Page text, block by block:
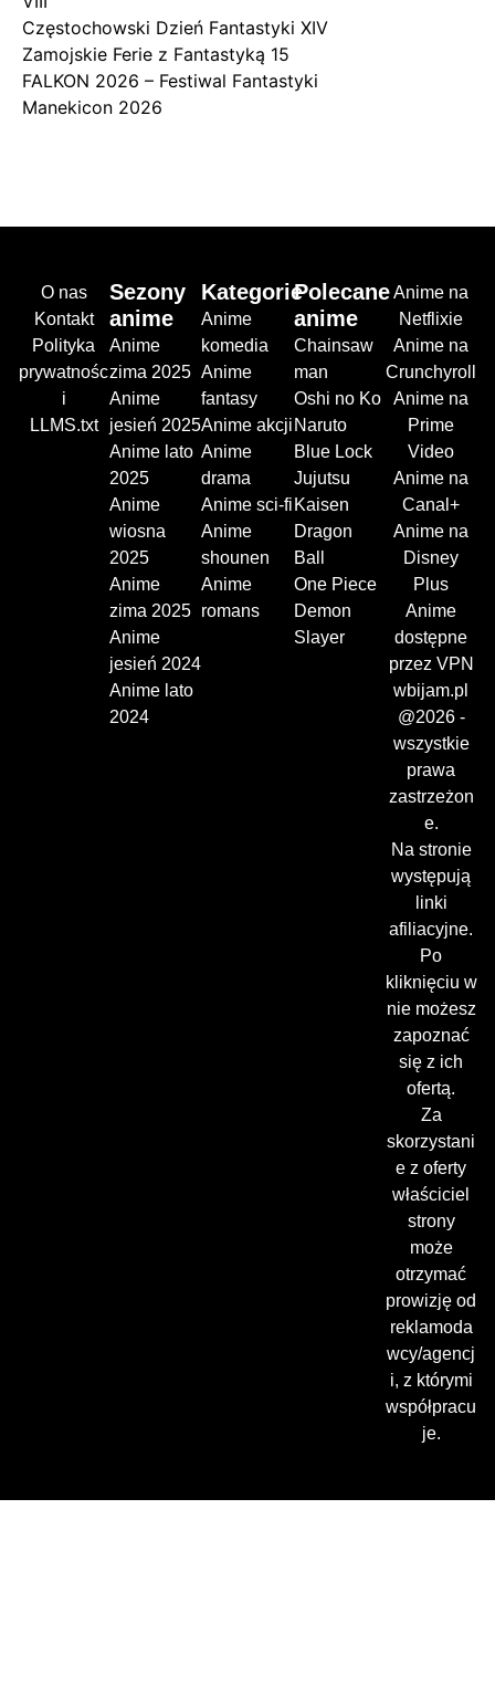
Częstochowski Dzień Fantastyki XIV
Zamojskie Ferie z Fantastyką 15
FALKON 2026 – Festiwal Fantastyki
Manekicon 2026
O nas
Kontakt
Polityka
prywatnośc
i
LLMS.txt
Sezony
anime
Anime
zima 2025
Anime
jesień 2025
Anime lato
2025
Anime
wiosna
2025
Anime
zima 2025
Anime
jesień 2024
Anime lato
2024
Kategorie
Anime
komedia
Anime
fantasy
Anime akcji
Anime
drama
Anime sci-fi
Anime
shounen
Anime
romans
Polecane
anime
Chainsaw
man
Oshi no Ko
Naruto
Blue Lock
Jujutsu
Kaisen
Dragon
Ball
One Piece
Demon
Slayer
Anime na
Netflixie
Anime na
Crunchyroll
Anime na
Prime
Video
Anime na
Canal+
Anime na
Disney
Plus
Anime
dostępne
przez VPN
wbijam.pl
@2026 -
wszystkie
prawa
zastrzeżon
e.
Na stronie
występują
linki
afiliacyjne.
Po
kliknięciu w
nie możesz
zapoznać
się z ich
ofertą.
Za
skorzystani
e z oferty
właściciel
strony
może
otrzymać
prowizję od
reklamoda
wcy/agencj
i, z którymi
współpracu
je.